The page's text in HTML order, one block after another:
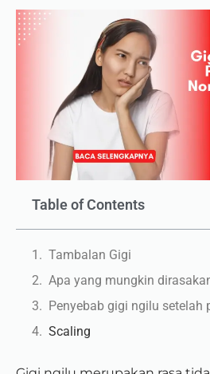
Table of Contents
Tambalan Gigi
Penyebab gigi ngilu setelah
Scaling